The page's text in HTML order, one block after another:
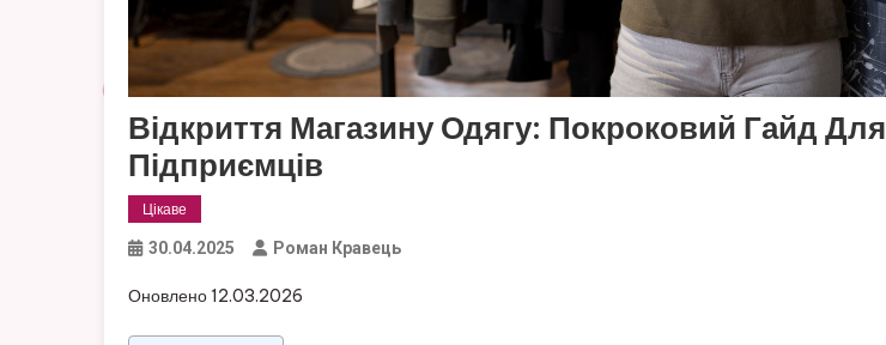
Відкриття Магазину Одягу: Покроковий Гайд Для
Підприємців
Цікаве
30.04.2025 Роман Кравець
Оновлено 12.03.2026